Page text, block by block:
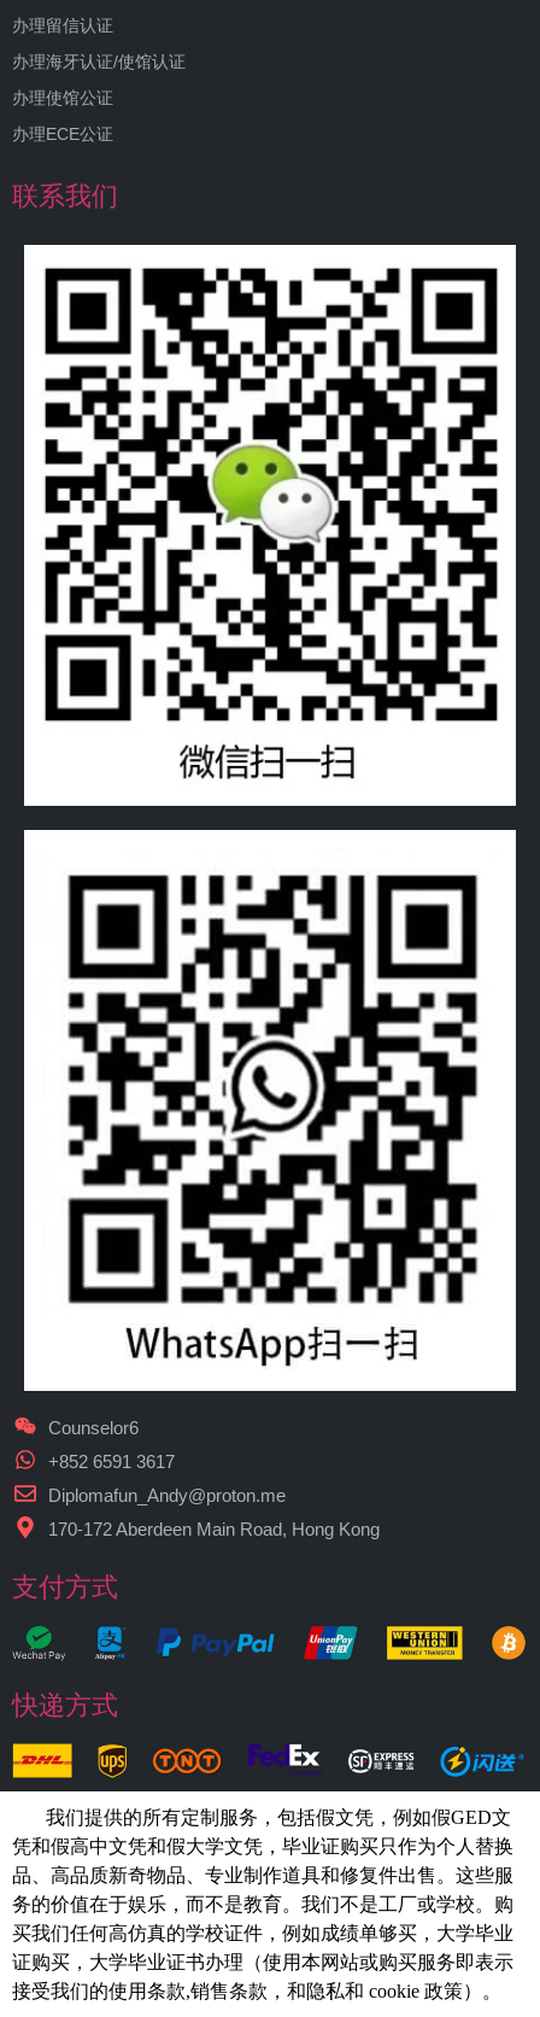
办理留信认证
办理海牙认证/使馆认证
办理使馆公证
办理ECE公证
联系我们
Counselor6
+852 6591 3617
Diplomafun_Andy@proton.me
170-172 Aberdeen Main Road, Hong Kong
支付方式
快递方式
我们提供的所有定制服务，包括假文凭，例如假GED文
凭和假高中文凭和假大学文凭， 毕业证购买只作为个人替换
品、高品质新奇物品、专业制作道具和修复件出售。这些服
务的价值在于娱乐，而不是教育。我们不是工厂或学校。购
买我们任何高仿真的学校证件，例如成绩单够买 ，大学毕业
证购买，大学毕业证书办理（使用本网站或购买服务即表示
接受我们的使用条款,销售条款，和隐私和 cookie 政策）。